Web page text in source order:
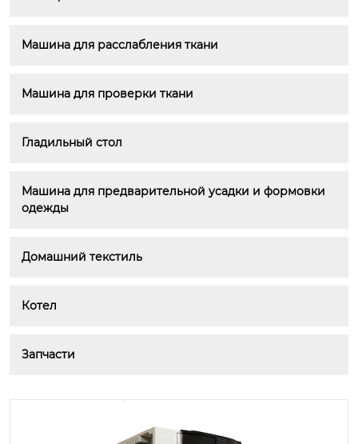
Машина для расслабления ткани
Машина для проверки ткани
Гладильный стол
Машина для предварительной усадки и формовки
одежды
Домашний текстиль
Котел
Запчасти